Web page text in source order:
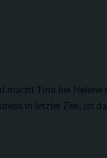
macht Tina bei Helene
in letzter Zeit, ist